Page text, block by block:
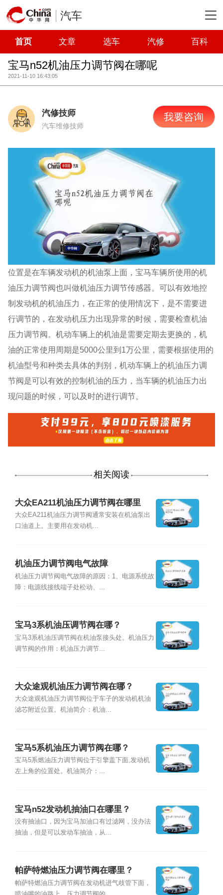
汽车
首页 文章 选车 汽修 百科
宝马n52机油压力调节阀在哪呢
2021-11-10 16:43:05
汽修技师
汽车维修技师
我要咨询
位置是在车辆发动机的机油泵上面，宝马车辆所使用的机
油压力调节阀也叫做机油压力调节传感器。可以有效地控
制发动机的机油压力，在正常的使用情况下，是不需要进
行调节的，在发动机压力出现异常的时候，需要检查机油
压力调节阀。机动车辆上的机油是需要定期去更换的，机
油的正常使用周期是5000公里到1万公里，需要根据使用的
机油型号和种类去具体的判别，机动车辆上的机油压力调
节阀是可以有效的控制机油的压力，当车辆的机油压力出
现问题的时候，可以及时的进行调节。
相关阅读
大众EA211机油压力调节阀在哪里
大众EA211机油压力调节阀通常安装在机油泵出
口油道上。主要用在发动机...
机油压力调节阀电气故障
机油压力调节阀电气故障的原因：1、电源系统故
障：电源线接线端子处松动、...
宝马3系机油压调节阀在哪？
宝马3系机油压调节阀在机油泵接头处。机油压力
调节阀的作用：机油压力调节...
大众途观机油压力调节阀在哪？
大众途观机油压力调节阀位于车子的发动机机油
滤芯附近位置。机油简介：机油...
宝马5系机油压力调节阀在哪？
宝马5系燃油压力调节阀位于引擎盖下面,发动机
左上角的位置处。机油简介：...
宝马n52发动机抽油口在哪里？
没有抽油口，因为宝马加油口有过滤网，没办法
抽油，但是可以发动车抽油，从...
帕萨特燃油压力调节阀在哪里？
帕萨特燃油压力调节阀在发动机进气歧管下面，